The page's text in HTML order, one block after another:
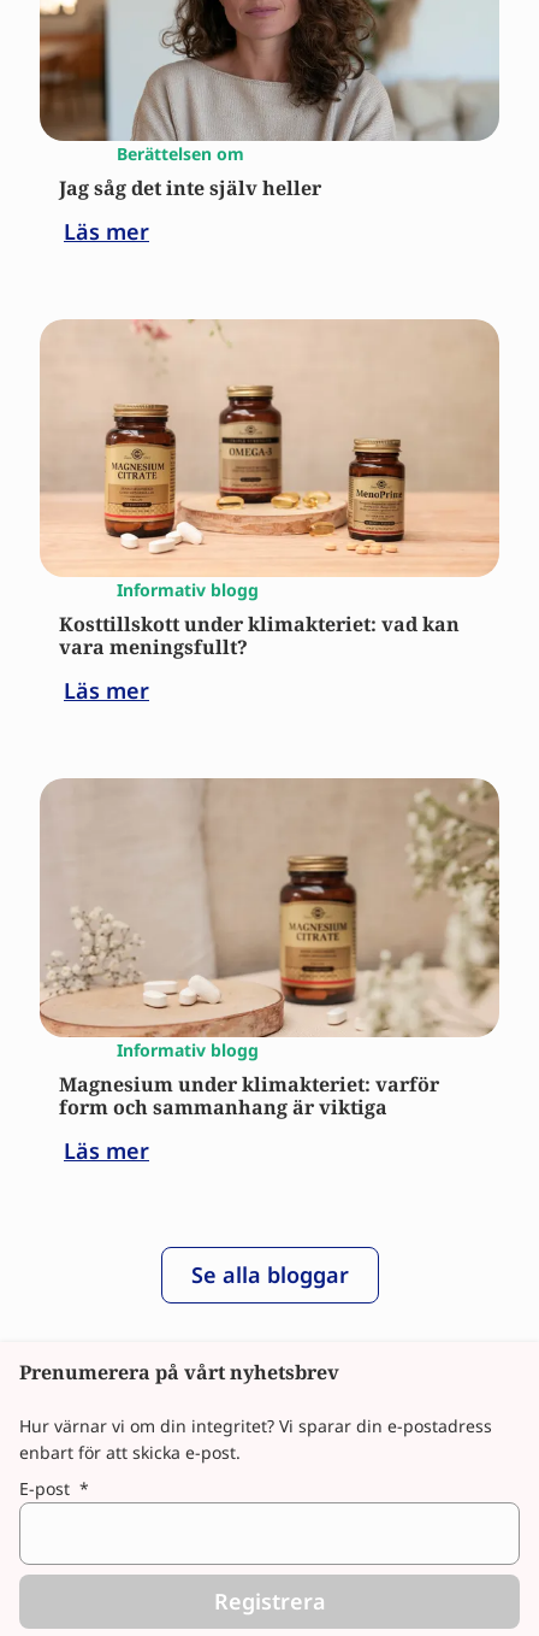
Berättelsen om
Jag såg det inte själv heller
Läs mer
Informativ blogg
Kosttillskott under klimakteriet: vad kan
vara meningsfullt?
Läs mer
Informativ blogg
Magnesium under klimakteriet: varför
form och sammanhang är viktiga
Läs mer
Se alla bloggar
Prenumerera på vårt nyhetsbrev
E-post *
Registrera
Hur värnar vi om din integritet? Vi sparar din e-postadress
enbart för att skicka e-post.